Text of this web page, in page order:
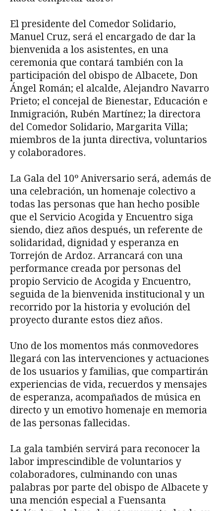
El presidente del Comedor Solidario,
Manuel Cruz, será el encargado de dar la
bienvenida a los asistentes, en una
ceremonia que contará también con la
participación del obispo de Albacete, Don
Ángel Román; el alcalde, Alejandro Navarro
Prieto; el concejal de Bienestar, Educación e
Inmigración, Rubén Martínez; la directora
del Comedor Solidario, Margarita Villa;
miembros de la junta directiva, voluntarios
y colaboradores.
La Gala del 10º Aniversario será, además de
una celebración, un homenaje colectivo a
todas las personas que han hecho posible
que el Servicio Acogida y Encuentro siga
siendo, diez años después, un referente de
solidaridad, dignidad y esperanza en
Torrejón de Ardoz. Arrancará con una
performance creada por personas del
propio Servicio de Acogida y Encuentro,
seguida de la bienvenida institucional y un
recorrido por la historia y evolución del
proyecto durante estos diez años.
Uno de los momentos más conmovedores
llegará con las intervenciones y actuaciones
de los usuarios y familias, que compartirán
experiencias de vida, recuerdos y mensajes
de esperanza, acompañados de música en
directo y un emotivo homenaje en memoria
de las personas fallecidas.
La gala también servirá para reconocer la
labor imprescindible de voluntarios y
colaboradores, culminando con unas
palabras por parte del obispo de Albacete y
una mención especial a Fuensanta